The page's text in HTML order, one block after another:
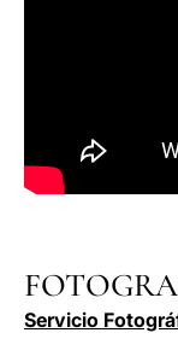
Servicio